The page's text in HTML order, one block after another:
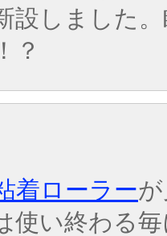
設しました
？
着ローラー
使い終わる